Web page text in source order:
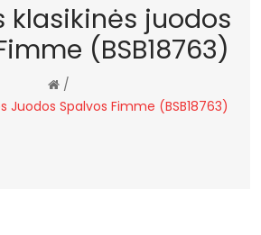
klasikinės juodos
(BSB18763)
/
Juodos Spalvos Fimme (BSB18763)